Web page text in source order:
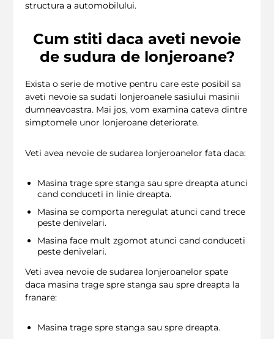
structura a automobilului.
Cum stiti daca aveti nevoie
de sudura de lonjeroane?
Exista o serie de motive pentru care este posibil sa
aveti nevoie sa sudati lonjeroanele sasiului masinii
dumneavoastra. Mai jos, vom examina cateva dintre
simptomele unor lonjeroane deteriorate.
Veti avea nevoie de sudarea lonjeroanelor fata daca:
Masina trage spre stanga sau spre dreapta atunci
cand conduceti in linie dreapta.
Masina se comporta neregulat atunci cand trece
peste denivelari.
Masina face mult zgomot atunci cand conduceti
peste denivelari.
Veti avea nevoie de sudarea lonjeroanelor spate
daca masina trage spre stanga sau spre dreapta la
franare:
Masina trage spre stanga sau spre dreapta.